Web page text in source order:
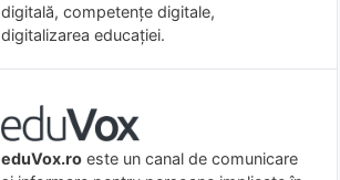
digitală, competențe digitale,
digitalizarea educației.
eduVox.ro este un canal de comunicare